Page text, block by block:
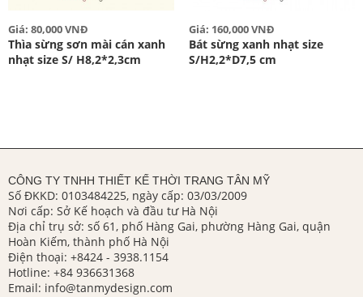
Giá: 80,000 VNĐ
Thìa sừng sơn mài cán xanh
nhạt size S/ H8,2*2,3cm
Giá: 160,000 VNĐ
Bát sừng xanh nhạt size
S/H2,2*D7,5 cm
CÔNG TY TNHH THIẾT KẾ THỜI TRANG TÂN MỸ
Số ĐKKD: 0103484225, ngày cấp: 03/03/2009
Nơi cấp: Sở Kế hoạch và đầu tư Hà Nội
Địa chỉ trụ sở: số 61, phố Hàng Gai, phường Hàng Gai, quận
Hoàn Kiếm, thành phố Hà Nội
Điện thoại: +8424 - 3938.1154
Hotline: +84 936631368
Email: info@tanmydesign.com